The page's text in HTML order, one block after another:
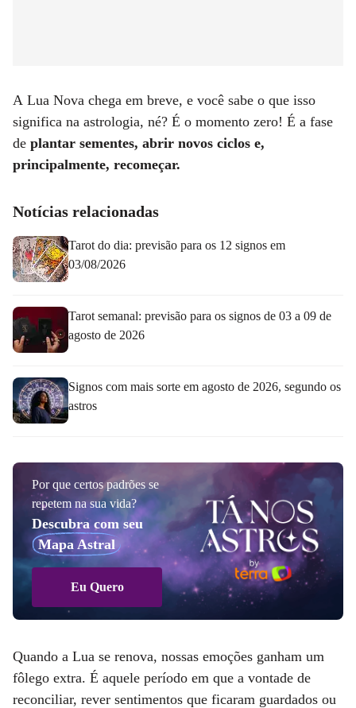
A Lua Nova chega em breve, e você sabe o que isso
significa na astrologia, né? É o momento zero! É a fase
de plantar sementes, abrir novos ciclos e,
principalmente, recomeçar.
Notícias relacionadas
Tarot do dia: previsão para os 12 signos em
03/08/2026
Tarot semanal: previsão para os signos de 03 a 09 de
agosto de 2026
Signos com mais sorte em agosto de 2026, segundo os
astros
Por que certos padrões se
repetem na sua vida?
Descubra com seu
Mapa Astral
Eu Quero
Quando a Lua se renova, nossas emoções ganham um
fôlego extra. É aquele período em que a vontade de
reconciliar, rever sentimentos que ficaram guardados ou